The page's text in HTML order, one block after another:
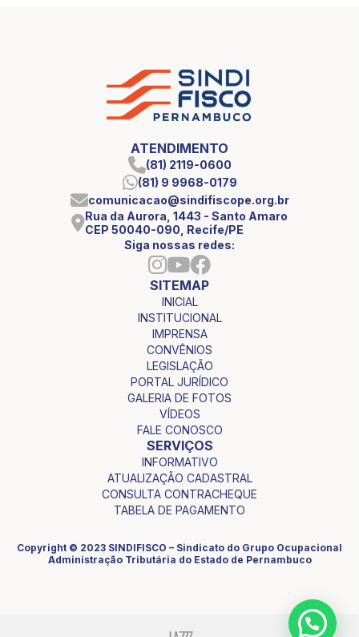
ATENDIMENTO
(81) 2119-0600
(81) 9 9968-0179
comunicacao@sindifiscope.org.br
Rua da Aurora, 1443 - Santo Amaro
CEP 50040-090, Recife/PE
Siga nossas redes:
SITEMAP
INICIAL
INSTITUCIONAL
IMPRENSA
CONVÊNIOS
LEGISLAÇÃO
PORTAL JURÍDICO
GALERIA DE FOTOS
VÍDEOS
FALE CONOSCO
SERVIÇOS
INFORMATIVO
ATUALIZAÇÃO CADASTRAL
CONSULTA CONTRACHEQUE
TABELA DE PAGAMENTO
Copyright © 2023 SINDIFISCO – Sindicato do Grupo Ocupacional
Administração Tributária do Estado de Pernambuco